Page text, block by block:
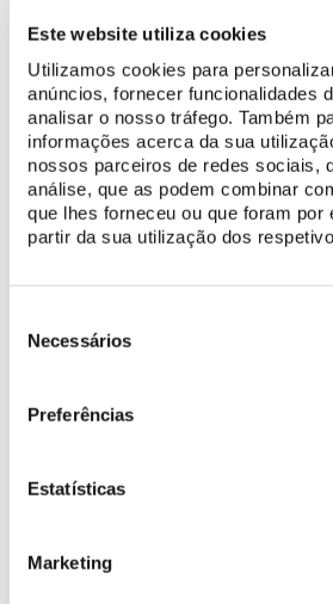
Este website utiliza cookies
Utilizamos cookies para
anúncios, fornecer funcionalidades
analisar o nosso tráfego. Também
informações acerca da sua
nossos parceiros de redes sociais,
análise, que as podem combinar
que lhes forneceu ou que foram por
partir da sua utilização dos
Necessários
Preferências
Estatísticas
Marketing
marcha instável, quedas frequentes,
levantarem do chão, subir e descer
correr. Pode verificar-se também atraso
dificuldades de aprendizagem e
Com esta iniciativa, a World Duchenne
também promove conferências
procurar contrariar o desconhecimento
doença. Para tal, conta com o apoio de
Petřín (República Checa). Em Portugal,
mais de 50 monumentos e